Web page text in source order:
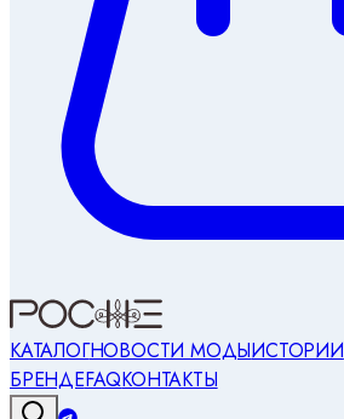
КАТАЛОГНОВОСТИ МОДЫИСТОРИИ
БРЕНДЕFAQКОНТАКТЫ